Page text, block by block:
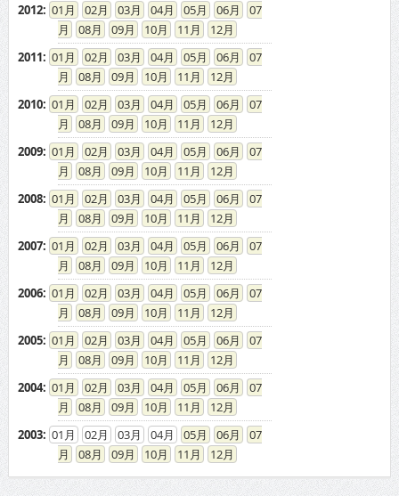
2012: 01 02 03 04 05 06
07
08
09 10 11
12
2011: 01 02 03 04 05 06
07
08
09 10 11
12
2010: 01 02 03 04 05 06
07
08
09 10 11
12
2009: 01 02 03 04 05 06
07
08
09 10 11
12
2008: 01 02 03 04 05 06
07
08
09 10 11
12
2007: 01 02 03 04 05 06
07
08
09 10 11
12
2006: 01 02 03 04 05 06
07
08
09 10 11
12
2005: 01 02 03 04 05 06
07
08
09 10 11
12
2004: 01 02 03 04 05 06
07
08
09 10 11
12
2003: 01 02 03 04 05 06
07
08
09 10 11 12